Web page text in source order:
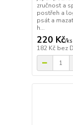
zručnost a
postřeh a
psát a
h...
220 Kč/ks
182 Kč bez